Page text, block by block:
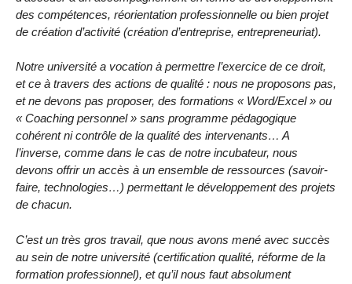
des compétences, réorientation professionnelle ou bien projet
de création d’activité (création d’entreprise, entrepreneuriat).
Notre université a vocation à permettre l’exercice de ce droit,
et ce à travers des actions de qualité : nous ne proposons pas,
et ne devons pas proposer, des formations « Word/Excel » ou
« Coaching personnel » sans programme pédagogique
cohérent ni contrôle de la qualité des intervenants… A
l’inverse, comme dans le cas de notre incubateur, nous
devons offrir un accès à un ensemble de ressources (savoir-
faire, technologies…) permettant le développement des projets
de chacun.
C’est un très gros travail, que nous avons mené avec succès
au sein de notre université (certification qualité, réforme de la
formation professionnel), et qu’il nous faut absolument